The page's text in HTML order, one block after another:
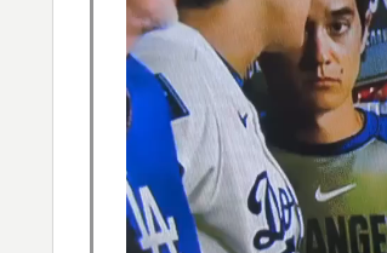
▶ イチローさん「僕は本を読
【海外の反応】アルゼンチ
▶ 海外「素晴らしい！」日
▶
海外「日本なんて行くん
失望する事態に
韓国人「トヨタが2027年